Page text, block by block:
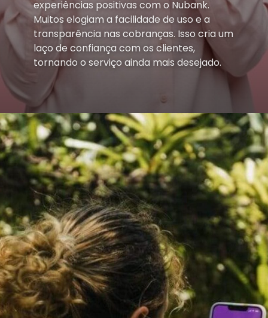
experiências positivas com o Nubank.
Muitos elogiam a facilidade de uso e a
transparência nas cobranças. Isso cria um
laço de confiança com os clientes,
tornando o serviço ainda mais desejado.